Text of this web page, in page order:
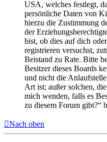
USA, welches festlegt,
persönliche Daten von
hierzu die Zustimmung
der
bist, ob dies auf dich
registrieren versuchst,
Beistand zu Rate. Bitte
Besitzer dieses Boards
und nicht die
Art ist; außer solchen,
mich wenden, falls es
zu diesem Forum gibt?“
Nach oben